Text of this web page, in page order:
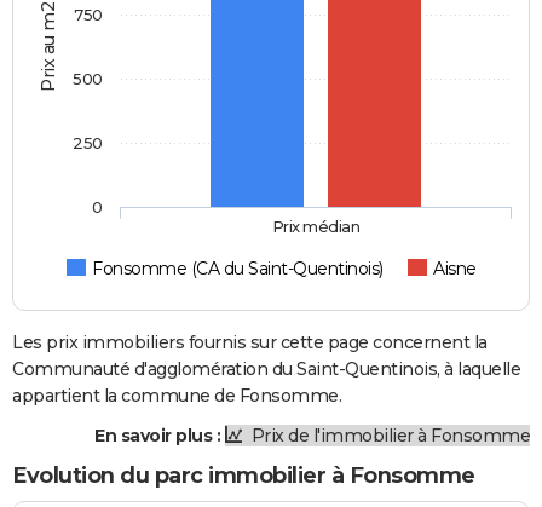
Prix au m2
Fonsomme (CA du Saint-Quentinois) Aisne
Prix médian
0
250
500
750
Les prix immobiliers fournis sur cette page concernent la
Communauté d'agglomération du Saint-Quentinois, à laquelle
appartient la commune de Fonsomme.
En savoir plus :
Prix de l'immobilier à Fonsomme
Evolution du parc immobilier à Fonsomme